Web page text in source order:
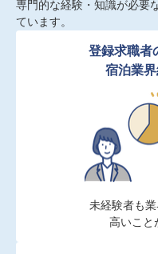
専門的な経験・知識が必要
ています。
登録求職者
宿泊業
未経験者も
高いこと